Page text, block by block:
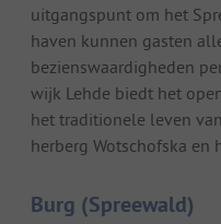
uitgangspunt om het
haven kunnen gasten
bezienswaardigheden
wijk Lehde biedt het
het traditionele leven
herberg Wotschofska en
Burg (Spreewald)